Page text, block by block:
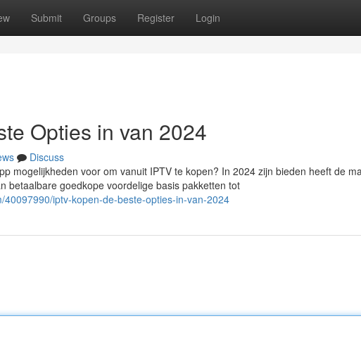
Submit Groups Register Login
Opties in van 2024
Discuss
mogelijkheden voor om vanuit IPTV te kopen? In 2024 zijn bieden heeft de
betaalbare goedkope voordelige basis pakketten tot
iptv-kopen-de-beste-opties-in-van-2024